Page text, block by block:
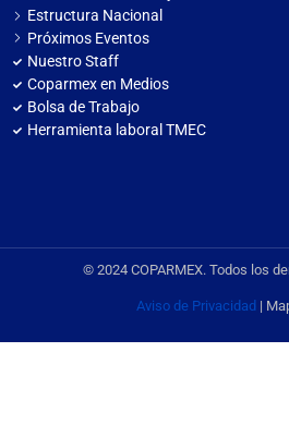
Estructura Nacional
Próximos Eventos
Nuestro Staff
Coparmex en Medios
Bolsa de Trabajo
Herramienta laboral TMEC
© 2024 COPARMEX. Todos los
Aviso de Privacidad |